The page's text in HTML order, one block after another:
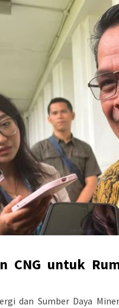
CNG untuk
dan Sumber Daya